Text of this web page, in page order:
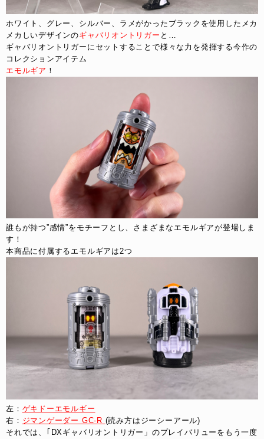
ホワイト、グレー、シルバー、ラメがかったブラックを使用したメカ
メカしいデザインのギャバリオントリガー と…
ギャバリオントリガーにセットすることで様々な力を発揮する今作の
コレクションアイテム
エモルギア ！
誰もが持つ”感情”をモチーフとし、さまざまなエモルギアが登場しま
す！
本商品に付属するエモルギアは2つ
左： ゲキドーエモルギー
右： ジマンゲーダー GC-R (読み方はジーシーアール)
それでは、｢DXギャバリオントリガー」のプレイバリューをもう一度